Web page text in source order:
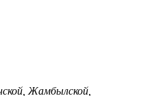
Жамбылской,